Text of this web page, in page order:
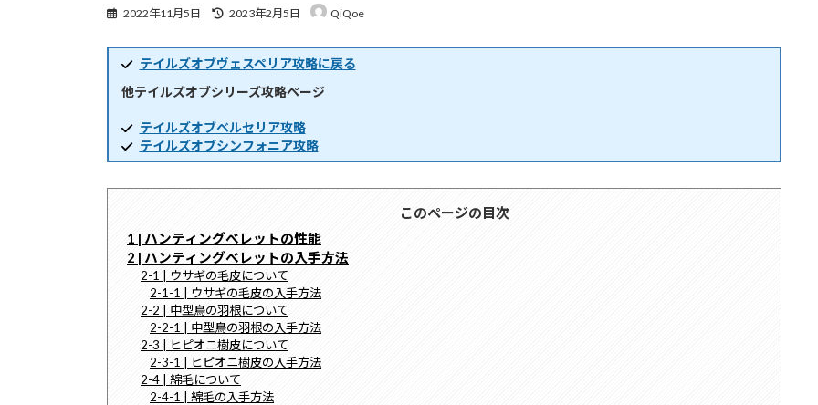
2022年11月5日
最
新
日
時
2023年2月5日 QiQoe
テイルズオブヴェスペリア攻略に戻る
他テイルズオブシリーズ攻略ページ
テイルズオブベルセリア攻略
テイルズオブシンフォニア攻略
このページの目次
1 | ハンティングべレットの性能
2 | ハンティングべレットの入手方法
2-1 | ウサギの毛皮について
2-1-1 | ウサギの毛皮の入手方法
2-2 | 中型鳥の羽根について
2-2-1 | 中型鳥の羽根の入手方法
2-3 | ヒピオニ樹皮について
2-3-1 | ヒピオニ樹皮の入手方法
2-4 | 綿毛について
2-4-1 | 綿毛の入手方法